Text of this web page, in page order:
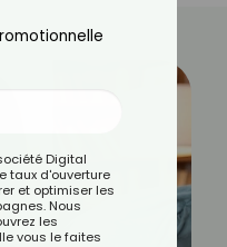
Digital
taux d'ouverture
et optimiser les
Nous
les
vous le faites